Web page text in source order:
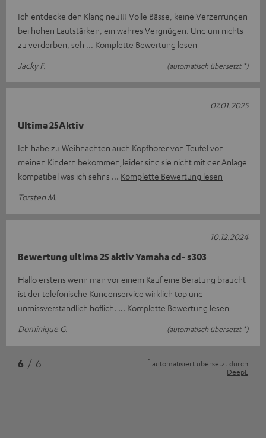
Ich entdecke den Klang neu!!! Volle Bässe, keine Verzerrungen
bei hohen Lautstärken, ein wahres Vergnügen. Und um nichts
zu verderben, seh
Komplette Bewertung lesen
Jacky F.
(automatisch übersetzt *)
Ultima 25Aktiv
Ich habe zu Weihnachten auch Kopfhörer von Teufel von
meinen Kindern bekommen,leider sind sie nicht mit der Anlage
kompatibel was ich sehr s
Komplette Bewertung lesen
Torsten M.
07.01.2025
Bewertung ultima 25 aktiv Yamaha cd- s303
Hallo erstens wenn man vor einem Kauf eine Beratung braucht
ist der telefonische Kundenservice wirklich top und
unmissverständlich höflich.
Komplette Bewertung lesen
Dominique G.
(automatisch übersetzt *)
10.12.2024
6 / 6 * automatisiert übersetzt durch
DeepL